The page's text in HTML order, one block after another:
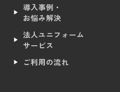
導入事例・
お悩み解決
法人ユニフォーム
サービス
ご利用の流れ